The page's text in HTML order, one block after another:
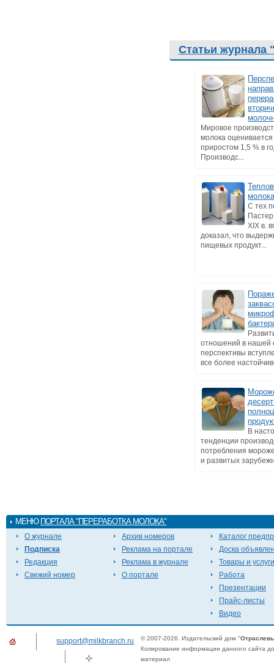
Статьи журнала
Мировое
молока
приростом 1,5 % в
Производс...
С тех
XIX в.
доказал, что
пищевых продукт...
отношений в нашей
перспективы
все более
В
тенденции
потребления
и развитых
МЕНЮ ПОРТАЛА "ПЕРЕРАБОТКА МОЛОКА"
О журнале
Подписка
Редакция
Свежий номер
Архив номеров
Реклама на портале
Реклама в журнале
О портале
Каталог
Доска
Товары и услуги
Работа
Презентации
Прайс-листы
Видео
support@milkbranch.ru © 2007-2026. Издательский дом "
Копирование информации данного сайта
материал